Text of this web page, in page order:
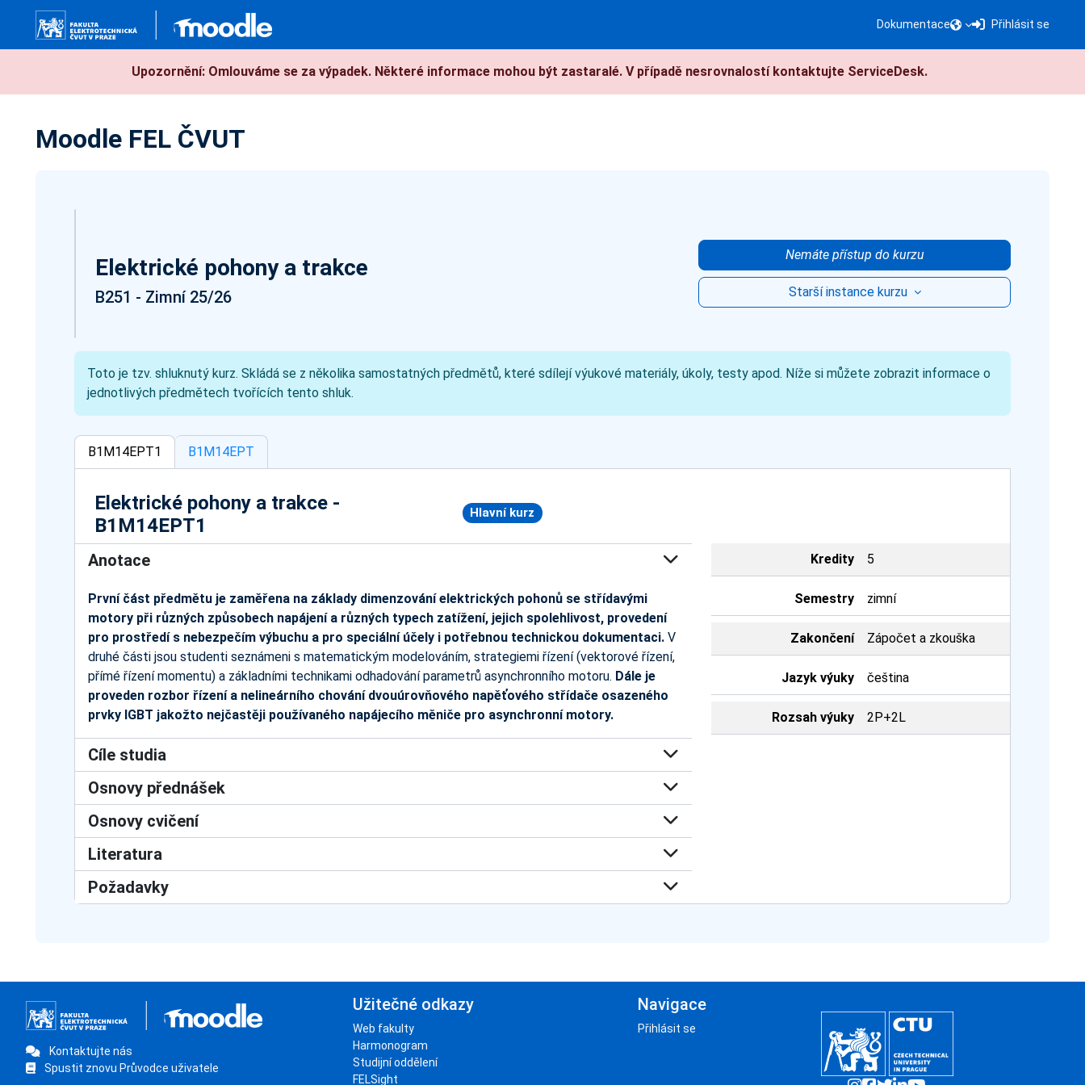
Upozornění: Omlouváme se za výpadek. Některé informace mohou být zastaralé. V případě nesrovnalostí kontaktujte ServiceDesk.
Přihlásit se
Dokumentace
Moodle FEL ČVUT
Elektrické pohony a trakce
B251 - Zimní 25/26
Nemáte přístup do kurzu
Starší instance kurzu
Toto je tzv. shluknutý kurz. Skládá se z několika samostatných předmětů, které sdílejí výukové materiály, úkoly, testy apod. Níže si můžete zobrazit informace o
jednotlivých předmětech tvořících tento shluk.
B1M14EPT1 B1M14EPT
Elektrické pohony a trakce -
B1M14EPT1
Hlavní kurz
Kredity 5
Semestry zimní
Zakončení Zápočet a zkouška
Jazyk výuky čeština
Rozsah výuky 2P+2L
Anotace
První část předmětu je zaměřena na základy dimenzování elektrických pohonů se střídavými
motory při různých způsobech napájení a různých typech zatížení, jejich spolehlivost, provedení
pro prostředí s nebezpečím výbuchu a pro speciální účely i potřebnou technickou dokumentaci. V
druhé části jsou studenti seznámeni s matematickým modelováním, strategiemi řízení (vektorové řízení,
přímé řízení momentu) a základními technikami odhadování parametrů asynchronního motoru. Dále je
proveden rozbor řízení a nelineárního chování dvouúrovňového napěťového střídače osazeného
prvky IGBT jakožto nejčastěji používaného napájecího měniče pro asynchronní motory.
Cíle studia
Osnovy přednášek
Osnovy cvičení
Literatura
Požadavky
Kontaktujte nás
Spustit znovu Průvodce uživatele
Užitečné odkazy
Web fakulty
Harmonogram
Studijní oddělení
FELSight
Navigace
Přihlásit se